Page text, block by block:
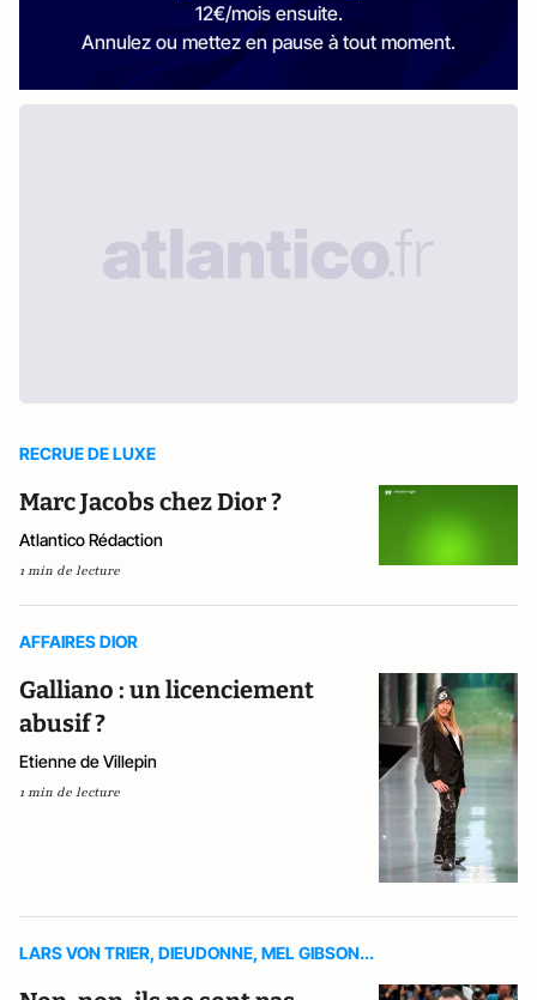
12€/mois ensuite.
Annulez ou mettez en pause à tout moment.
RECRUE DE LUXE
Marc Jacobs chez Dior ?
Atlantico Rédaction
1 min de lecture
AFFAIRES DIOR
Galliano : un licenciement
abusif ?
Etienne de Villepin
1 min de lecture
LARS VON TRIER, DIEUDONNE, MEL GIBSON...